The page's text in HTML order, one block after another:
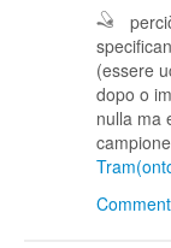
(essere
dopo o
nulla ma
Comment